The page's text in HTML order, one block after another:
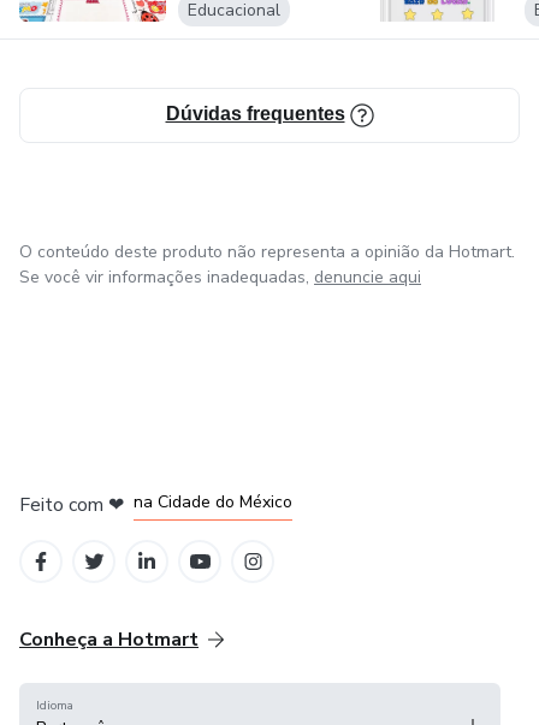
Educacional
Dúvidas frequentes
O conteúdo deste produto não representa a opinião da Hotmart.
Se você vir informações inadequadas, denuncie aqui
Feito com ❤ na Cidade do México
Conheça a Hotmart
Idioma